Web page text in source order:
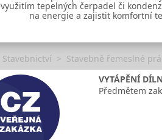
využitím tepelných čerpadel či
na energie a zajistit komfortní
Stavebnictví Stavebně řemeslné
VYTÁPĚNÍ
Předmětem